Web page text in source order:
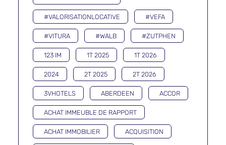
#VALORISATIONLOCATIVE #VEFA
#VITURA #WALB #ZUTPHEN
123 IM 1T 2025 1T 2026
2024 2T 2025 2T 2026
3VHOTELS ABERDEEN ACCOR
ACHAT IMMEUBLE DE RAPPORT
ACHAT IMMOBILIER ACQUISITION